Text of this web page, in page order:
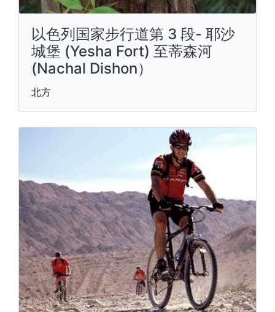
以色列国家步行道第 3 段- 耶沙
城堡 (Yesha Fort) 至蒂森河
(Nachal Dishon）
北方